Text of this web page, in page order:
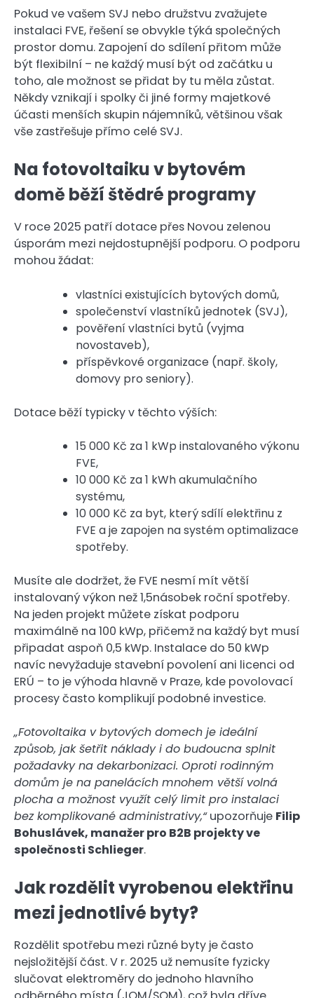
Pokud ve vašem SVJ nebo družstvu zvažujete
instalaci FVE, řešení se obvykle týká společných
prostor domu. Zapojení do sdílení přitom může
být flexibilní – ne každý musí být od začátku u
toho, ale možnost se přidat by tu měla zůstat.
Někdy vznikají i spolky či jiné formy majetkové
účasti menších skupin nájemníků, většinou však
vše zastřešuje přímo celé SVJ.
Na fotovoltaiku v bytovém
domě běží štědré programy
V roce 2025 patří dotace přes Novou zelenou
úsporám mezi nejdostupnější podporu. O podporu
mohou žádat:
vlastníci existujících bytových domů,
společenství vlastníků jednotek (SVJ),
pověření vlastníci bytů (vyjma
novostaveb),
příspěvkové organizace (např. školy,
domovy pro seniory).
Dotace běží typicky v těchto výších:
15 000 Kč za 1 kWp instalovaného výkonu
FVE,
10 000 Kč za 1 kWh akumulačního
systému,
10 000 Kč za byt, který sdílí elektřinu z
FVE a je zapojen na systém optimalizace
spotřeby.
Musíte ale dodržet, že FVE nesmí mít větší
instalovaný výkon než 1,5násobek roční spotřeby.
Na jeden projekt můžete získat podporu
maximálně na 100 kWp, přičemž na každý byt musí
připadat aspoň 0,5 kWp. Instalace do 50 kWp
navíc nevyžaduje stavební povolení ani licenci od
ERÚ – to je výhoda hlavně v Praze, kde povolovací
procesy často komplikují podobné investice.
„Fotovoltaika v bytových domech je ideální
způsob, jak šetřit náklady i do budoucna splnit
požadavky na dekarbonizaci. Oproti rodinným
domům je na panelácích mnohem větší volná
plocha a možnost využít celý limit pro instalaci
bez komplikované administrativy,“upozorňuje Filip
Bohuslávek, manažer pro B2B projekty ve
společnosti Schlieger.
Jak rozdělit vyrobenou elektřinu
mezi jednotlivé byty?
Rozdělit spotřebu mezi různé byty je často
nejsložitější část. V r. 2025 už nemusíte fyzicky
slučovat elektroměry do jednoho hlavního